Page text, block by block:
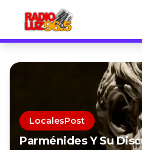
LocalesPost
Parménides Y Su